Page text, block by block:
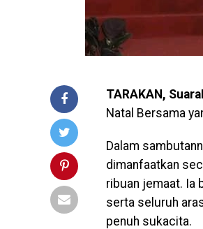
TARAKAN,
Natal Bersama
Dalam
dimanfaatkan
ribuan jemaat. Ia
serta seluruh
penuh sukacita.